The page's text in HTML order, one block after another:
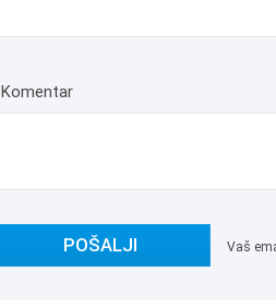
Komentar
POŠALJI Vaš